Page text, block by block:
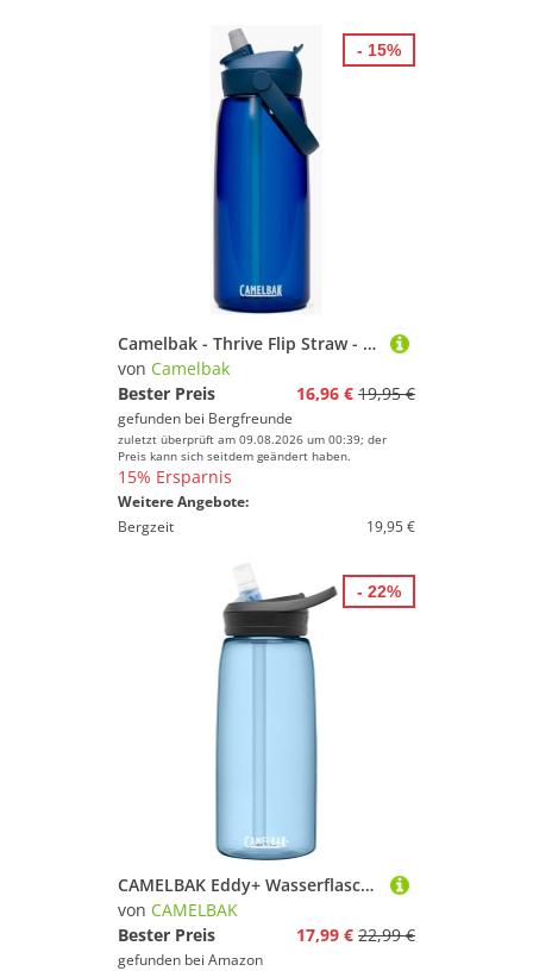
Camelbak - Thrive Flip Straw - Trinkflasche Gr 600 ml blau
von Camelbak
Bester Preis
16,96 € 19,95 €
gefunden bei Bergfreunde
zuletzt überprüft am 09.08.2026 um 00:39; der
Preis kann sich seitdem geändert haben.
15% Ersparnis
Weitere Angebote:
Bergzeit
19,95 €
- 15%
CAMELBAK Eddy+ Wasserflasche Echtes Blau
von CAMELBAK
Bester Preis
17,99 € 22,99 €
gefunden bei Amazon
- 22%